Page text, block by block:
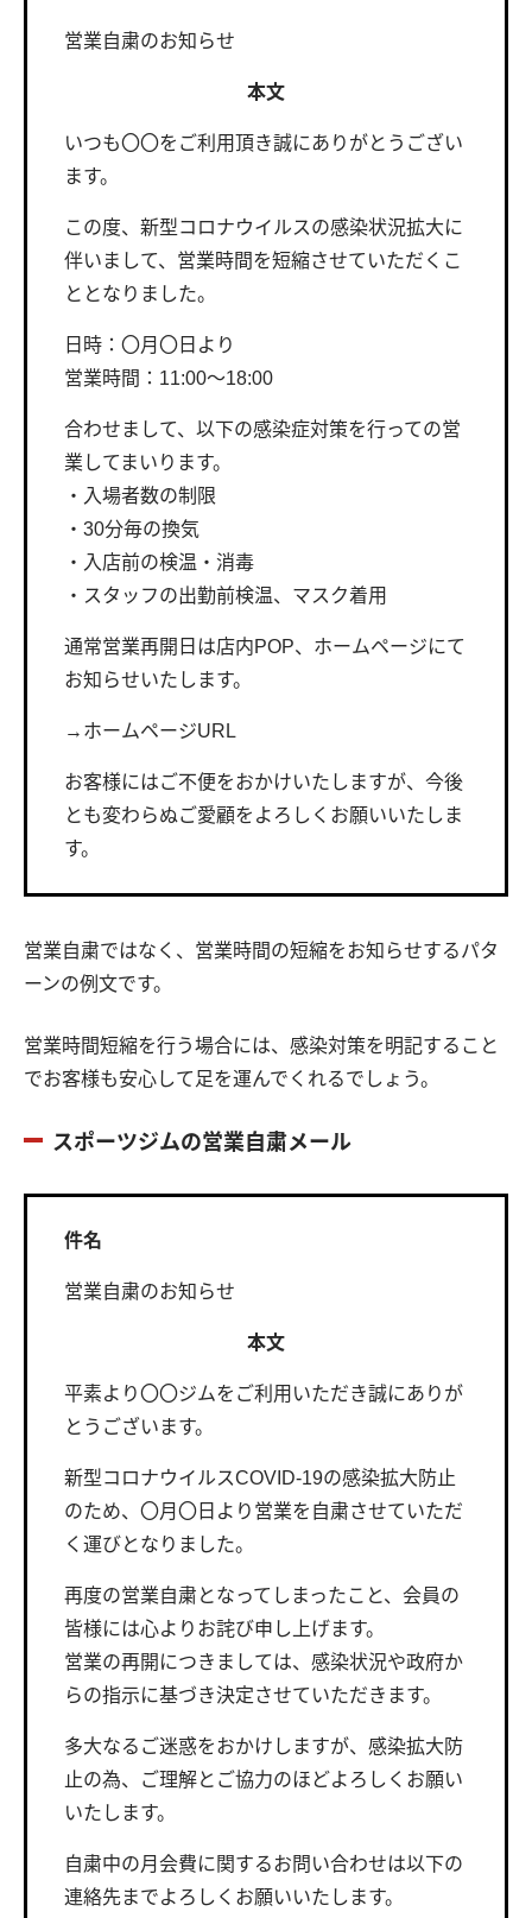
営業自粛のお知らせ
本文
いつも〇〇をご利用頂き誠にありがとうござい
ます。
この度、新型コロナウイルスの感染状況拡大に
伴いまして、営業時間を短縮させていただくこ
ととなりました。
日時：〇月〇日より
営業時間：11:00〜18:00
合わせまして、以下の感染症対策を行っての営
業してまいります。
・入場者数の制限
・30分毎の換気
・入店前の検温・消毒
・スタッフの出勤前検温、マスク着用
通常営業再開日は店内POP、ホームページにて
お知らせいたします。
→ホームページURL
お客様にはご不便をおかけいたしますが、今後
とも変わらぬご愛顧をよろしくお願いいたしま
す。
営業自粛ではなく、営業時間の短縮をお知らせするパタ
ーンの例文です。
営業時間短縮を行う場合には、感染対策を明記すること
でお客様も安心して足を運んでくれるでしょう。
スポーツジムの営業自粛メール
件名
営業自粛のお知らせ
本文
平素より〇〇ジムをご利用いただき誠にありが
とうございます。
新型コロナウイルスCOVID-19の感染拡大防止
のため、〇月〇日より営業を自粛させていただ
く運びとなりました。
再度の営業自粛となってしまったこと、会員の
皆様には心よりお詫び申し上げます。
営業の再開につきましては、感染状況や政府か
らの指示に基づき決定させていただきます。
多大なるご迷惑をおかけしますが、感染拡大防
止の為、ご理解とご協力のほどよろしくお願い
いたします。
自粛中の月会費に関するお問い合わせは以下の
連絡先までよろしくお願いいたします。